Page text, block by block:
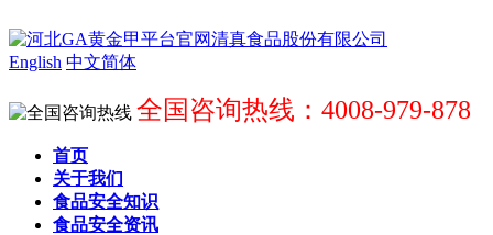
English 中文简体
全国咨询热线：4008-979-878
首页
关于我们
食品安全知识
食品安全资讯